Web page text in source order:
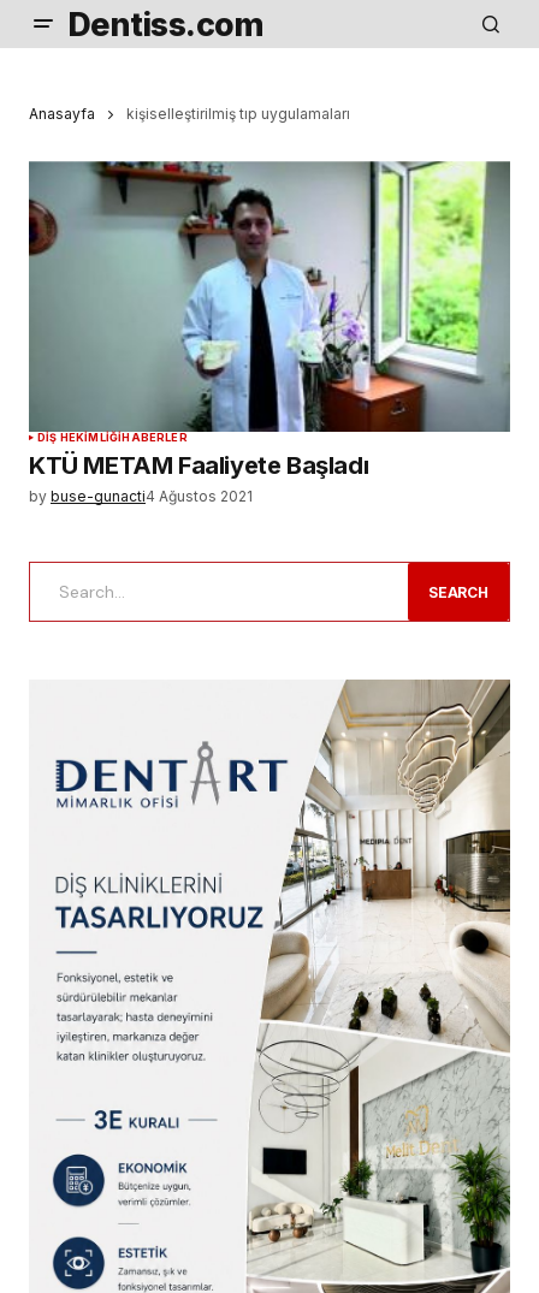
Dentiss.com
Anasayfa kişiselleştirilmiş tıp uygulamaları
DIŞ HEKIMLIĞIHABERLER
KTÜ METAM Faaliyete Başladı
by buse-gunacti4 Ağustos 2021
SEARCH